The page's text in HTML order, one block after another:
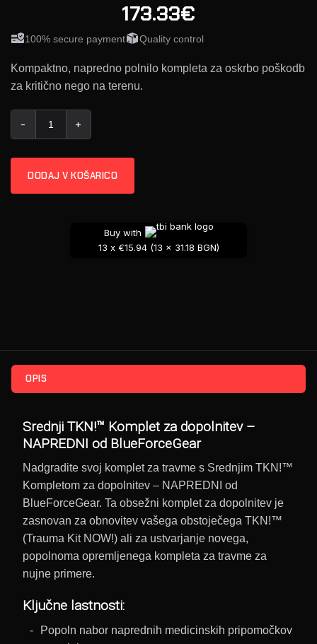
173.33€
100% secure payment Quality control
Kompaktno, napredno polnilo kompleta za oskrbo poškodb
za kritično nego na terenu.
DODAJ V KOŠARICO
Buy with
13 x €15.94 (13 x 31.18 BGN)
OPIS
Srednji TKN!™ Komplet za dopolnitev –
NAPREDNI od BlueForceGear
Nadgradite svoj komplet za travme s Srednjim TKN!™
Kompletom za dopolnitev – NAPREDNI od
BlueForceGear. Ta obsežni komplet za dopolnitev je
zasnovan za obnovitev vašega obstoječega TKN!™
(Trauma Kit NOW!) ali za ustvarjanje novega,
popolnoma opremljenega kompleta za travme za
nujne primere.
Ključne lastnosti:
Popoln nabor naprednih medicinskih pripomočkov